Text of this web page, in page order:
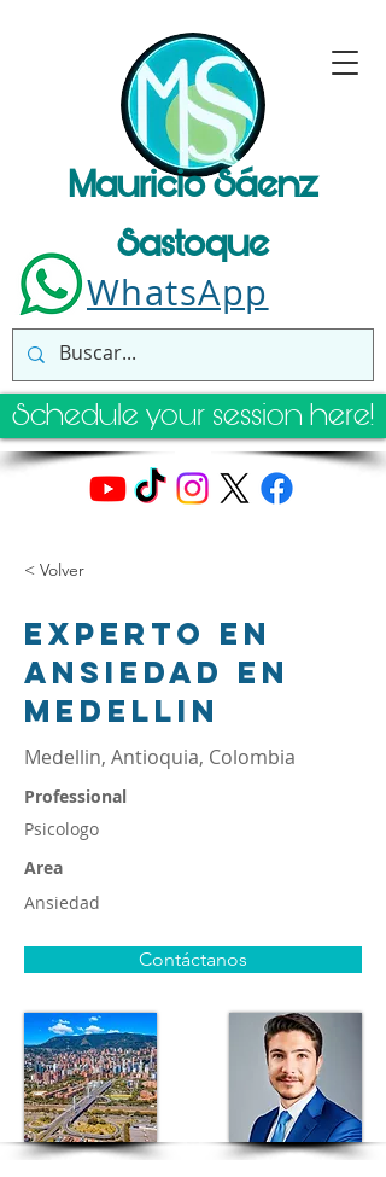
Mauricio Sáenz
Sastoque
WhatsApp
Schedule your session here!
< Volver
Experto en
ansiedad en
Medellin
Medellin, Antioquia, Colombia
Professional
Psicologo
Area
Ansiedad
Contáctanos